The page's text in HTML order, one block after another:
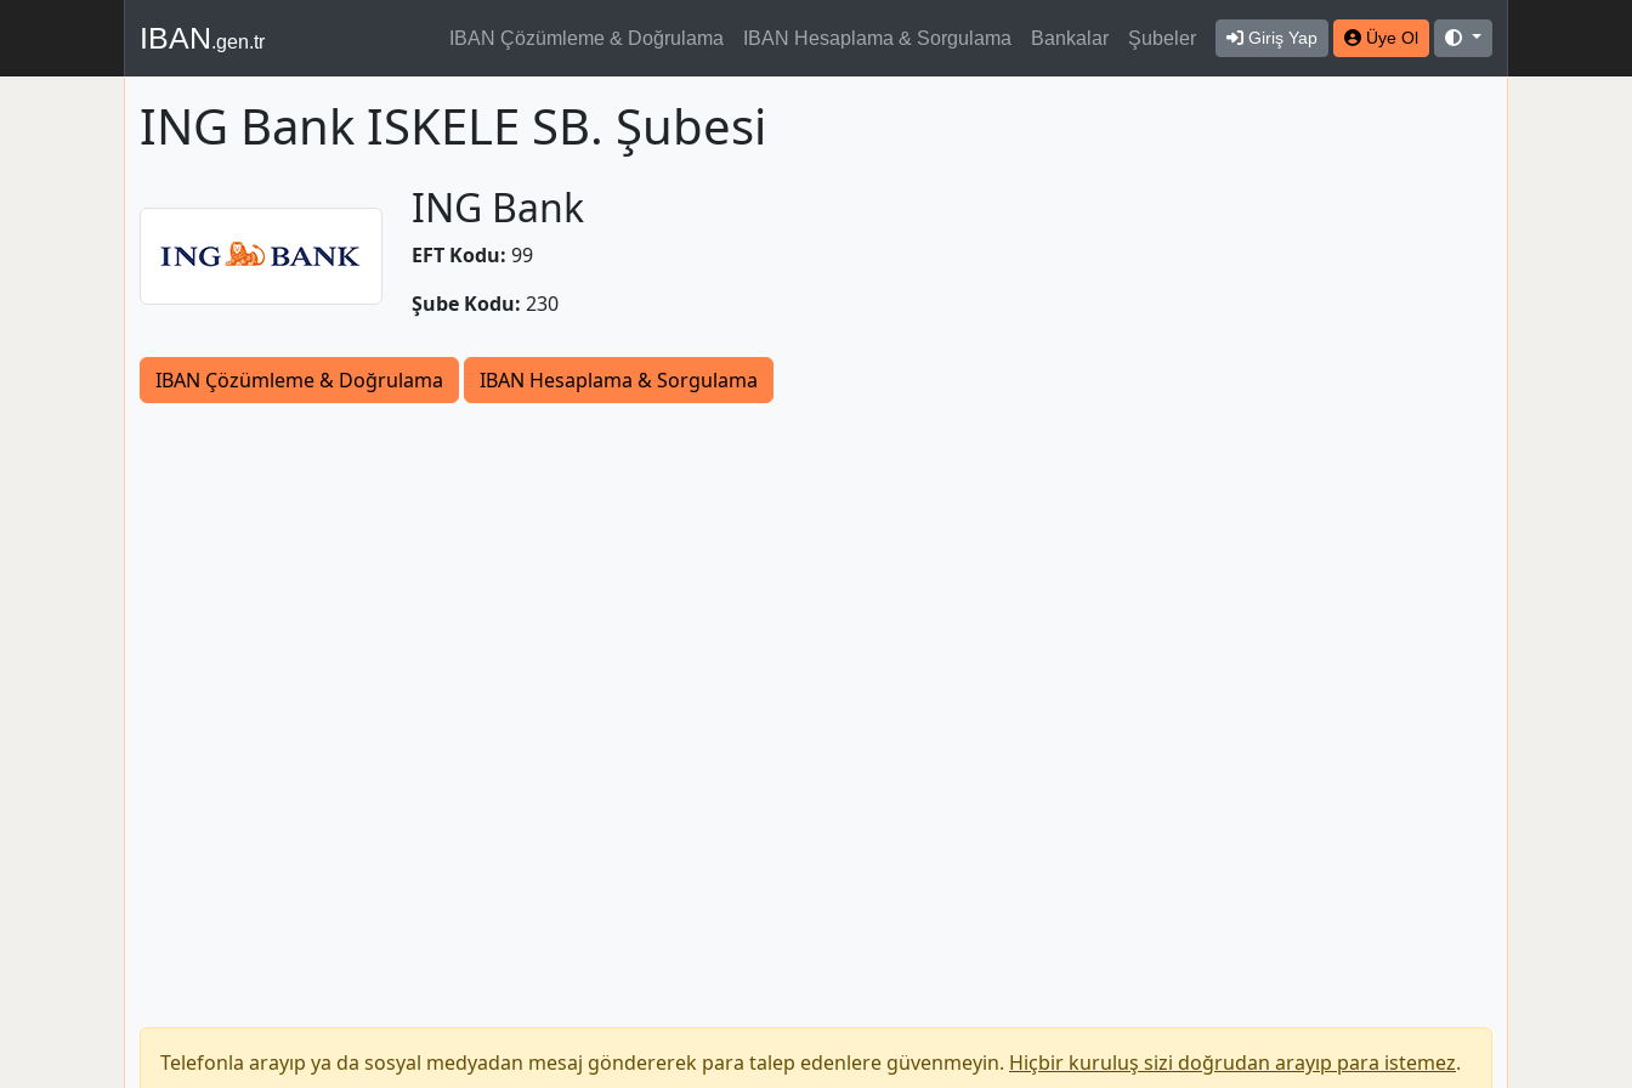
IBAN.gen.tr IBAN Çözümleme & Doğrulama IBAN Hesaplama & Sorgulama Bankalar Şubeler Giriş Yap Üye Ol
ING Bank ISKELE SB. Şubesi
ING Bank
EFT Kodu: 99
Şube Kodu: 230
IBAN Çözümleme & Doğrulama IBAN Hesaplama & Sorgulama
Telefonla arayıp ya da sosyal medyadan mesaj göndererek para talep edenlere güvenmeyin. Hiçbir kuruluş sizi doğrudan arayıp para istemez.